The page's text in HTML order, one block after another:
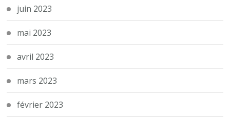
juin 2023
mai 2023
avril 2023
mars 2023
février 2023